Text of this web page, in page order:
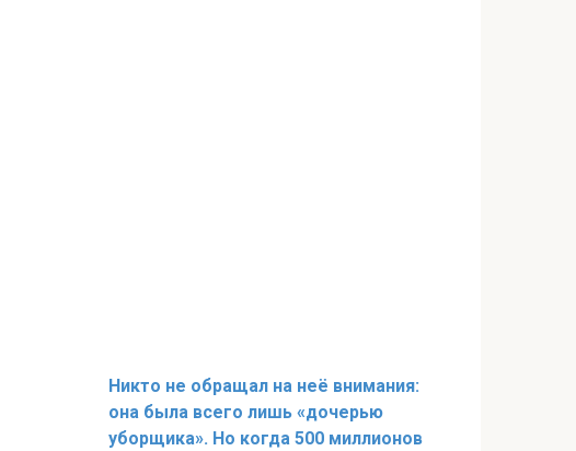
Никто не обращал на неё внимания:
она была всего лишь «дочерью
уборщика». Но когда 500 миллионов